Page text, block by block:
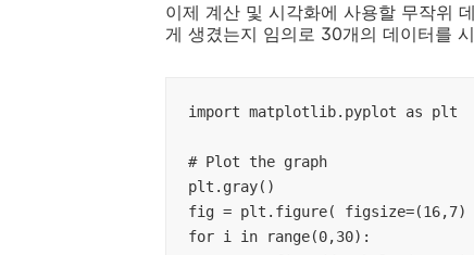
이제 계산 및 시각화에 사용할 무작위
게 생겼는지 임의로 30개의 데이터를
import matplotlib.pyplot as plt
# Plot the graph
plt.gray()
fig = plt.figure( figsize=(16,7)
for i in range(0,30):